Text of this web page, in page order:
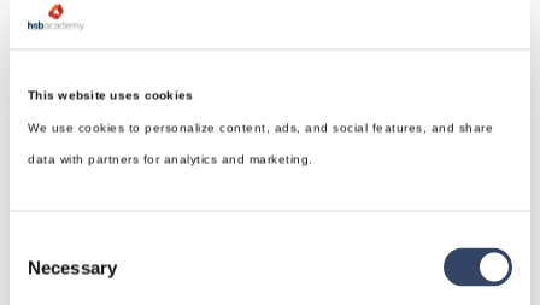
This website uses cookies
We use cookies to personalize content, ads, and social features, and share
data with partners for analytics and marketing.
Selection
Necessary